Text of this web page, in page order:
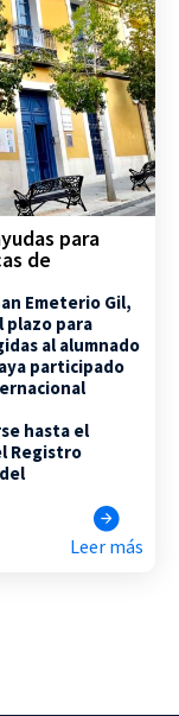
para
de
Emeterio Gil,
plazo para
al alumnado
participado
hasta el
Registro
Leer más